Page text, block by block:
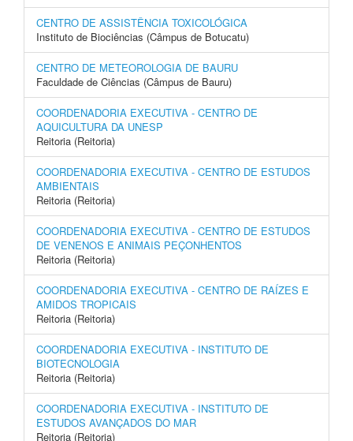
CENTRO DE ASSISTÊNCIA TOXICOLÓGICA
Instituto de Biociências (Câmpus de Botucatu)
CENTRO DE METEOROLOGIA DE BAURU
Faculdade de Ciências (Câmpus de Bauru)
COORDENADORIA EXECUTIVA - CENTRO DE
AQUICULTURA DA UNESP
Reitoria (Reitoria)
COORDENADORIA EXECUTIVA - CENTRO DE ESTUDOS
AMBIENTAIS
Reitoria (Reitoria)
COORDENADORIA EXECUTIVA - CENTRO DE ESTUDOS
DE VENENOS E ANIMAIS PEÇONHENTOS
Reitoria (Reitoria)
COORDENADORIA EXECUTIVA - CENTRO DE RAÍZES E
AMIDOS TROPICAIS
Reitoria (Reitoria)
COORDENADORIA EXECUTIVA - INSTITUTO DE
BIOTECNOLOGIA
Reitoria (Reitoria)
COORDENADORIA EXECUTIVA - INSTITUTO DE
ESTUDOS AVANÇADOS DO MAR
Reitoria (Reitoria)